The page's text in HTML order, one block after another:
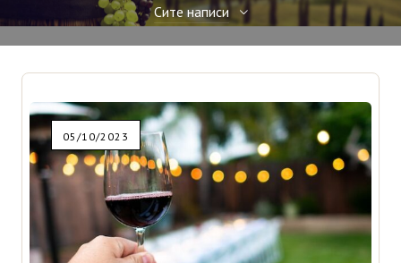
Сите написи
Сите написи
Вино
Странски Вина
Италијански Вина
Шпански Вина
05/10/2023